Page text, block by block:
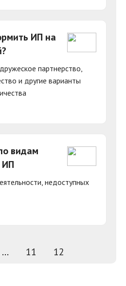
ИП на
партнерство,
и другие варианты
видам
ИП
недоступных
... 11 12